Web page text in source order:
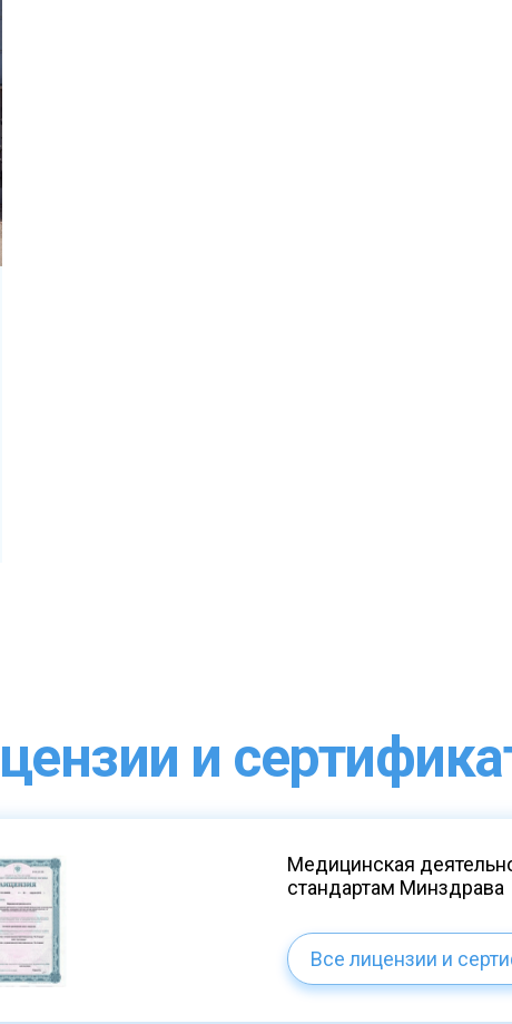
и
Медицинская
стандартам Минздрава
Все лицензии и